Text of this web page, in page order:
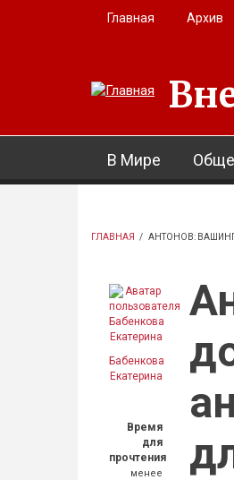
Перейти к основному содержанию
Главная Архив
В Мире
ГЛАВНАЯ / АНТОНОВ:
Бабенкова
Екатерина
Время
для
прочтения
менее